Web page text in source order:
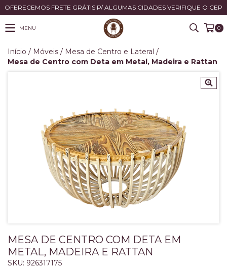
OFERECEMOS FRETE GRÁTIS P/ ALGUMAS CIDADES VERIFIQUE O CEP
MENU 0
Início / Móveis / Mesa de Centro e Lateral /
Mesa de Centro com Deta em Metal, Madeira e Rattan
MESA DE CENTRO COM DETA EM
METAL, MADEIRA E RATTAN
SKU: 926317175